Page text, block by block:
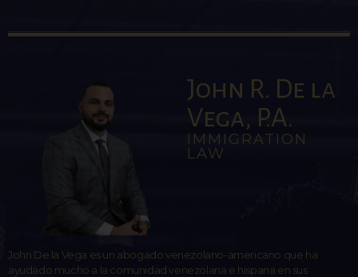
John R. De la
Vega, P.A.
IMMIGRATION
LAW
John De la Vega es un abogado venezolano-americano que ha
ayudado mucho a la comunidad venezolana e hispana en sus